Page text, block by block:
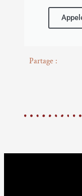
Partage :